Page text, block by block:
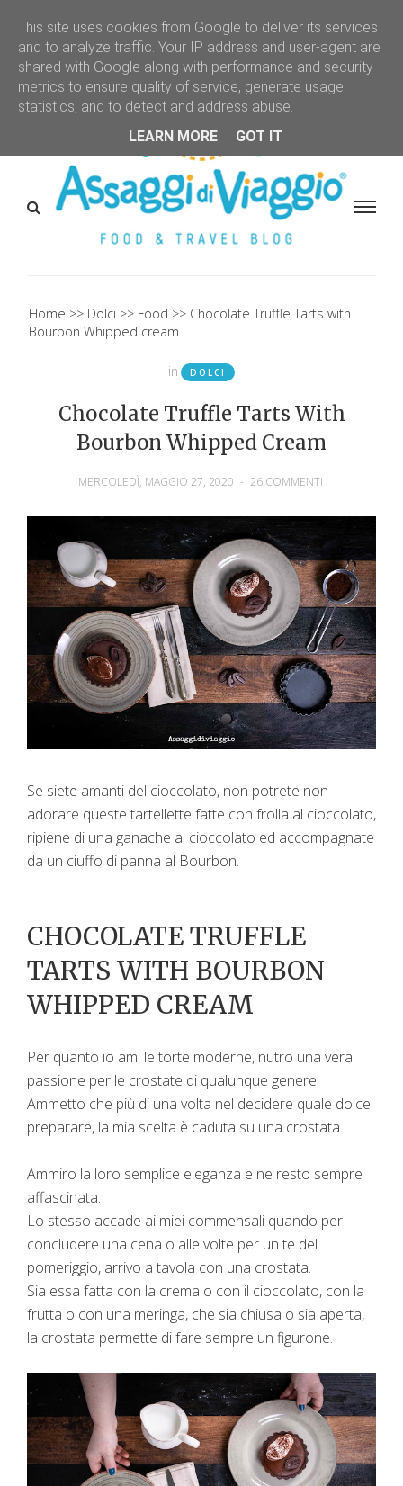
Home Dolci Food
Chocolate Truffle Tarts with
Bourbon Whipped cream
in DOLCI
Chocolate Truffle Tarts With
Bourbon Whipped Cream
MERCOLEDÌ, MAGGIO 27, 2020 - 26 COMMENTI
Se siete amanti del cioccolato, non potrete non
adorare queste tartellette fatte con frolla al cioccolato,
ripiene di una ganache al cioccolato ed accompagnate
da un ciuffo di panna al Bourbon.
CHOCOLATE TRUFFLE
TARTS WITH BOURBON
WHIPPED CREAM
Per quanto io ami le torte moderne, nutro una vera
passione per le crostate di qualunque genere.
Ammetto che più di una volta nel decidere quale dolce
preparare, la mia scelta è caduta su una crostata.
Ammiro la loro semplice eleganza e ne resto sempre
affascinata.
Lo stesso accade ai miei commensali quando per
concludere una cena o alle volte per un te del
pomeriggio, arrivo a tavola con una crostata.
Sia essa fatta con la crema o con il cioccolato, con la
frutta o con una meringa, che sia chiusa o sia aperta,
la crostata permette di fare sempre un figurone.
This site uses cookies from Google to deliver its services
and to analyze traffic. Your IP address and user-agent are
shared with Google along with performance and security
metrics to ensure quality of service, generate usage
statistics, and to detect and address abuse.
LEARN MORE
GOT IT